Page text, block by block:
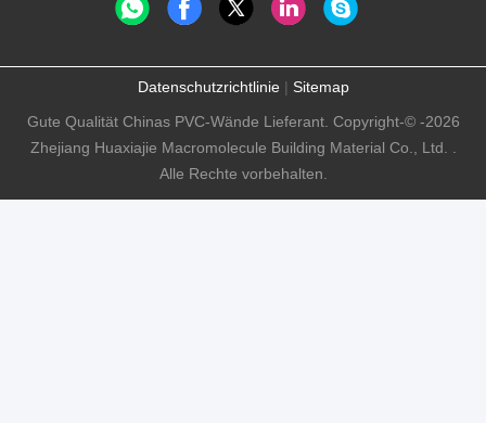
Datenschutzrichtlinie| Sitemap
Gute Qualität Chinas PVC-Wände Lieferant. Copyright-© -2026
Zhejiang Huaxiajie Macromolecule Building Material Co., Ltd. .
Alle Rechte vorbehalten.